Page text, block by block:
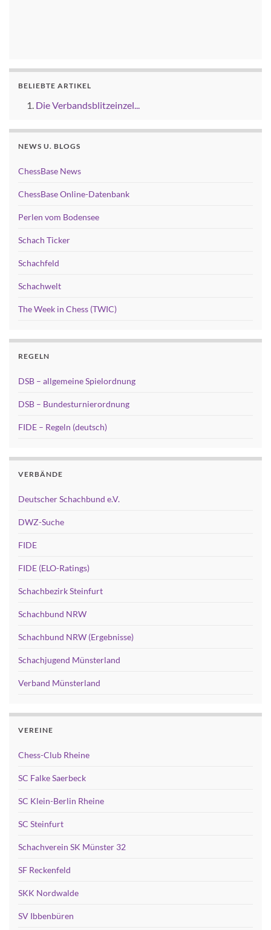
BELIEBTE ARTIKEL
Die Verbandsblitzeinzel...
NEWS U. BLOGS
ChessBase News
ChessBase Online-Datenbank
Perlen vom Bodensee
Schach Ticker
Schachfeld
Schachwelt
The Week in Chess (TWIC)
REGELN
DSB – allgemeine Spielordnung
DSB – Bundesturnierordnung
FIDE – Regeln (deutsch)
VERBÄNDE
Deutscher Schachbund e.V.
DWZ-Suche
FIDE
FIDE (ELO-Ratings)
Schachbezirk Steinfurt
Schachbund NRW
Schachbund NRW (Ergebnisse)
Schachjugend Münsterland
Verband Münsterland
VEREINE
Chess-Club Rheine
SC Falke Saerbeck
SC Klein-Berlin Rheine
SC Steinfurt
Schachverein SK Münster 32
SF Reckenfeld
SKK Nordwalde
SV Ibbenbüren